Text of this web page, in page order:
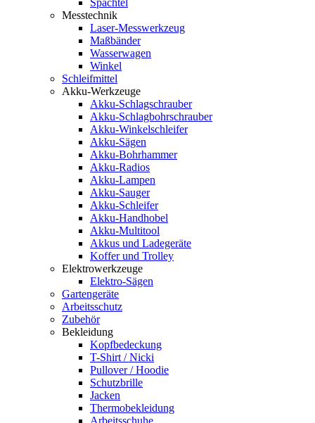
Spachtel
Messtechnik
Laser-Messwerkzeug
Maßbänder
Wasserwagen
Winkel
Schleifmittel
Akku-Werkzeuge
Akku-Schlagschrauber
Akku-Schlagbohrschrauber
Akku-Winkelschleifer
Akku-Sägen
Akku-Bohrhammer
Akku-Radios
Akku-Lampen
Akku-Sauger
Akku-Schleifer
Akku-Handhobel
Akku-Multitool
Akkus und Ladegeräte
Koffer und Trolley
Elektrowerkzeuge
Elektro-Sägen
Gartengeräte
Arbeitsschutz
Zubehör
Bekleidung
Kopfbedeckung
T-Shirt / Nicki
Pullover / Hoodie
Schutzbrille
Jacken
Thermobekleidung
Arbeitsschuhe